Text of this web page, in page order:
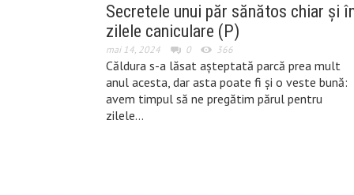
Secretele unui păr sănătos chiar și
zilele caniculare (P)
mai 14, 2024 0 366
Căldura s-a lăsat așteptată parcă prea mult
anul acesta, dar asta poate fi și o veste bună:
avem timpul să ne pregătim părul pentru
zilele…